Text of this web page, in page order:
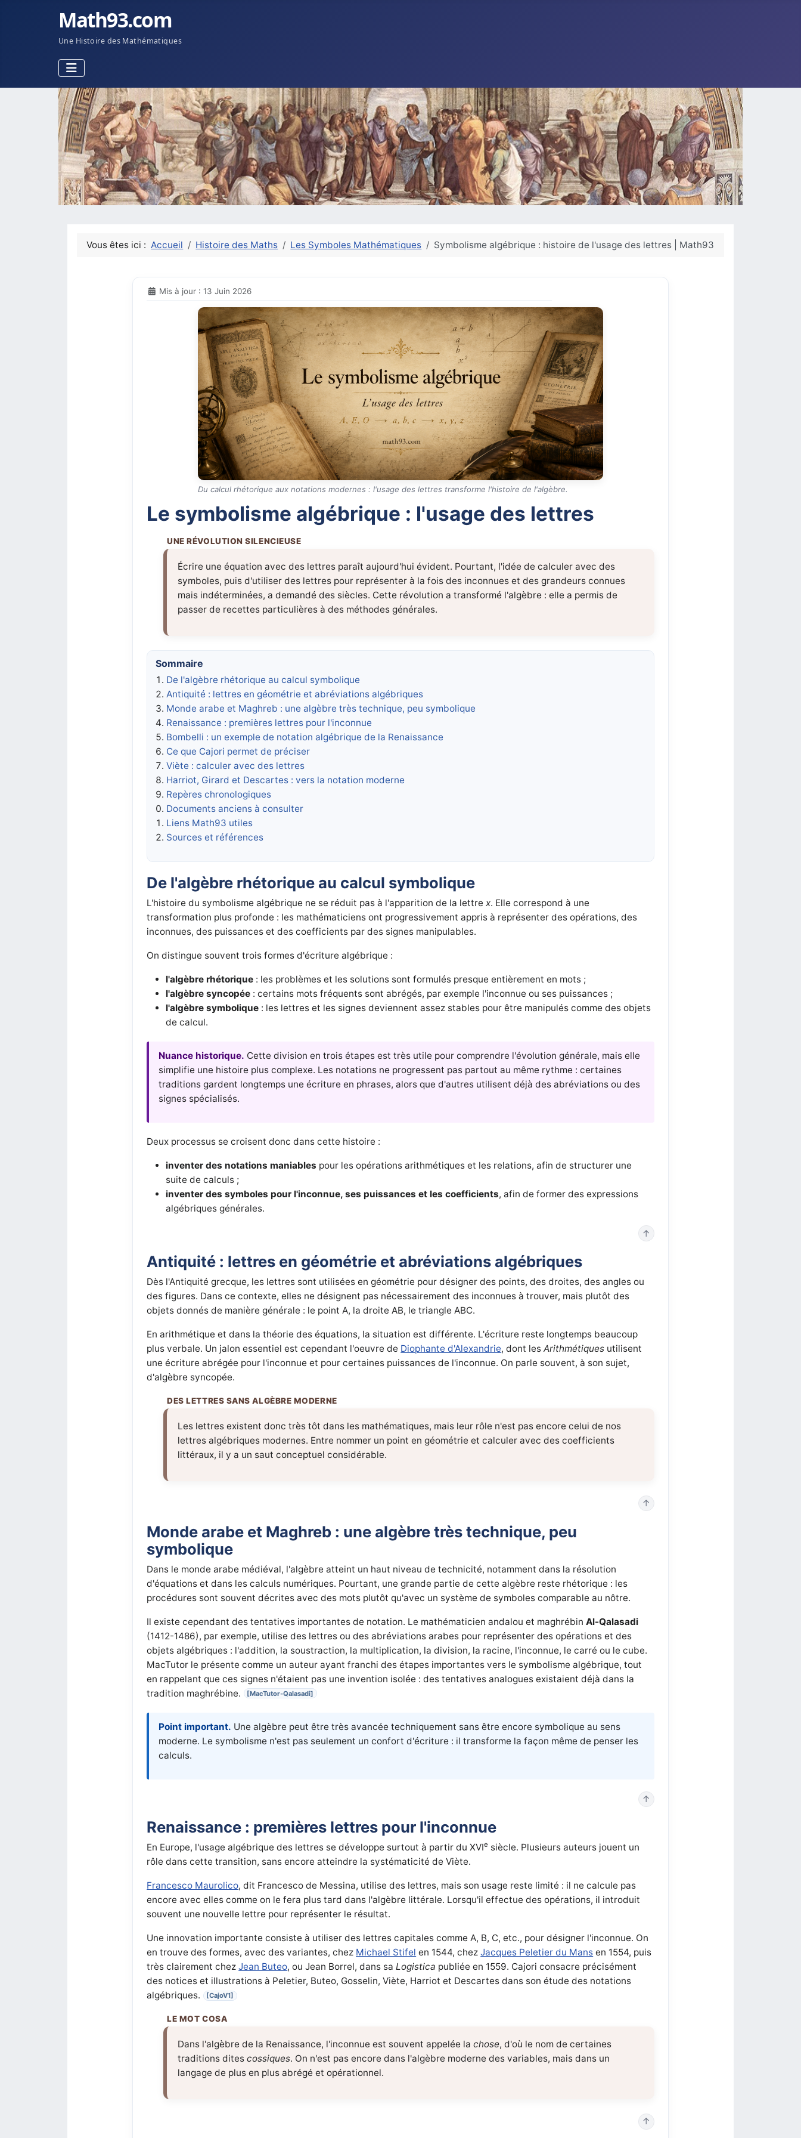
Math93.com
Une Histoire des Mathématiques
Vous êtes ici :Accueil Histoire des Maths Les Symboles Mathématiques Symbolisme algébrique : histoire de l'usage des lettres | Math93
Mis à jour : 13 Juin 2026
Du calcul rhétorique aux notations modernes : l'usage des lettres transforme l'histoire de l'algèbre.
Le symbolisme algébrique : l'usage des lettres
Écrire une équation avec des lettres paraît aujourd'hui évident. Pourtant, l'idée de calculer avec des
symboles, puis d'utiliser des lettres pour représenter à la fois des inconnues et des grandeurs connues
mais indéterminées, a demandé des siècles. Cette révolution a transformé l'algèbre : elle a permis de
passer de recettes particulières à des méthodes générales.
Sommaire
De l'algèbre rhétorique au calcul symbolique
Antiquité : lettres en géométrie et abréviations algébriques
Monde arabe et Maghreb : une algèbre très technique, peu symbolique
Renaissance : premières lettres pour l'inconnue
Bombelli : un exemple de notation algébrique de la Renaissance
Ce que Cajori permet de préciser
Viète : calculer avec des lettres
Harriot, Girard et Descartes : vers la notation moderne
Repères chronologiques
Documents anciens à consulter
Liens Math93 utiles
Sources et références
De l'algèbre rhétorique au calcul symbolique
L'histoire du symbolisme algébrique ne se réduit pas à l'apparition de la lettrex. Elle correspond à une
transformation plus profonde : les mathématiciens ont progressivement appris à représenter des opérations, des
inconnues, des puissances et des coefficients par des signes manipulables.
On distingue souvent trois formes d'écriture algébrique :
l'algèbre rhétorique : les problèmes et les solutions sont formulés presque entièrement en mots ;
l'algèbre syncopée : certains mots fréquents sont abrégés, par exemple l'inconnue ou ses puissances ;
l'algèbre symbolique : les lettres et les signes deviennent assez stables pour être manipulés comme des objets
de calcul.
Nuance historique. Cette division en trois étapes est très utile pour comprendre l'évolution générale, mais elle
simplifie une histoire plus complexe. Les notations ne progressent pas partout au même rythme : certaines
traditions gardent longtemps une écriture en phrases, alors que d'autres utilisent déjà des abréviations ou des
signes spécialisés.
Deux processus se croisent donc dans cette histoire :
inventer des notations maniables pour les opérations arithmétiques et les relations, afin de structurer une
suite de calculs ;
inventer des symboles pour l'inconnue, ses puissances et les coefficients, afin de former des expressions
algébriques générales.
↑
Antiquité : lettres en géométrie et abréviations algébriques
Dès l'Antiquité grecque, les lettres sont utilisées en géométrie pour désigner des points, des droites, des angles ou
des figures. Dans ce contexte, elles ne désignent pas nécessairement des inconnues à trouver, mais plutôt des
objets donnés de manière générale : le point A, la droite AB, le triangle ABC.
En arithmétique et dans la théorie des équations, la situation est différente. L'écriture reste longtemps beaucoup
plus verbale. Un jalon essentiel est cependant l'oeuvre de Diophante d'Alexandrie, dont lesArithmétiques utilisent
une écriture abrégée pour l'inconnue et pour certaines puissances de l'inconnue. On parle souvent, à son sujet,
d'algèbre syncopée.
Les lettres existent donc très tôt dans les mathématiques, mais leur rôle n'est pas encore celui de nos
lettres algébriques modernes. Entre nommer un point en géométrie et calculer avec des coefficients
littéraux, il y a un saut conceptuel considérable.
↑
Monde arabe et Maghreb : une algèbre très technique, peu
symbolique
Dans le monde arabe médiéval, l'algèbre atteint un haut niveau de technicité, notamment dans la résolution
d'équations et dans les calculs numériques. Pourtant, une grande partie de cette algèbre reste rhétorique : les
procédures sont souvent décrites avec des mots plutôt qu'avec un système de symboles comparable au nôtre.
Il existe cependant des tentatives importantes de notation. Le mathématicien andalou et maghrébinAl-Qalasadi
(1412-1486), par exemple, utilise des lettres ou des abréviations arabes pour représenter des opérations et des
objets algébriques : l'addition, la soustraction, la multiplication, la division, la racine, l'inconnue, le carré ou le cube.
MacTutor le présente comme un auteur ayant franchi des étapes importantes vers le symbolisme algébrique, tout
en rappelant que ces signes n'étaient pas une invention isolée : des tentatives analogues existaient déjà dans la
tradition maghrébine.
[MacTutor-Qalasadi]
Point important. Une algèbre peut être très avancée techniquement sans être encore symbolique au sens
moderne. Le symbolisme n'est pas seulement un confort d'écriture : il transforme la façon même de penser les
calculs.
↑
Renaissance : premières lettres pour l'inconnue
En Europe, l'usage algébrique des lettres se développe surtout à partir du XVIe siècle. Plusieurs auteurs jouent un
rôle dans cette transition, sans encore atteindre la systématicité de Viète.
Francesco Maurolico, dit Francesco de Messina, utilise des lettres, mais son usage reste limité : il ne calcule pas
encore avec elles comme on le fera plus tard dans l'algèbre littérale. Lorsqu'il effectue des opérations, il introduit
souvent une nouvelle lettre pour représenter le résultat.
Une innovation importante consiste à utiliser des lettres capitales comme A, B, C, etc., pour désigner l'inconnue. On
en trouve des formes, avec des variantes, chez Michael Stifel en 1544, chezJacques Peletier du Mans en 1554, puis
très clairement chezJean Buteo, ou Jean Borrel, dans saLogistica publiée en 1559. Cajori consacre précisément
des notices et illustrations à Peletier, Buteo, Gosselin, Viète, Harriot et Descartes dans son étude des notations
algébriques.
[CajoV1]
Dans l'algèbre de la Renaissance, l'inconnue est souvent appelée lachose, d'où le nom de certaines
traditions ditescossiques. On n'est pas encore dans l'algèbre moderne des variables, mais dans un
langage de plus en plus abrégé et opérationnel.
↑